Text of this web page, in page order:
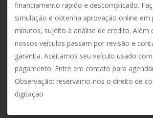
financiamento rápido e descomplicado.
simulação e obtenha aprovação online em
minutos, sujeito à análise de crédito. Além
nossos veículos passam por revisão e
garantia. Aceitamos seu veículo usado
pagamento. Entre em contato para
Observação: reservamo-nos o direito de
digitação